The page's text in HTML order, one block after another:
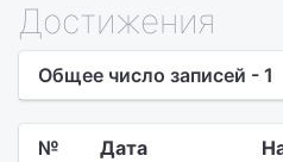
Достижения
Общее число записей - 1
№ Дата